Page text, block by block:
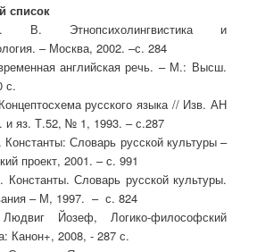
список
В. Этнопсихолингвистика и
– Москва, 2002. –с. 284
английская речь. – М.: Высш.
с.
русского языка // Изв. АН
яз. Т.52, № 1, 1993. – с.287
Словарь русской культуры –
проект, 2001. – с. 991
Словарь русской культуры.
– М, 1997. – с. 824
Людвиг Йозеф, Логико-философский
Канон+, 2008, ‑ 287 с.